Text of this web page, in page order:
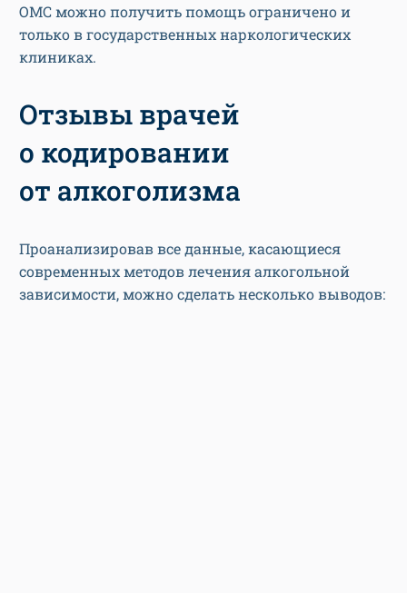
ОМС можно получить помощь ограничено и
только в государственных наркологических
клиниках.
Отзывы врачей
о кодировании
от алкоголизма
Проанализировав все данные, касающиеся
современных методов лечения алкогольной
зависимости, можно сделать несколько выводов: